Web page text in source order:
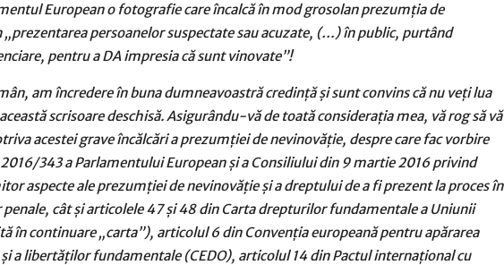
European o fotografie care încalcă în mod grosolan prezumţia de
persoanelor suspectate sau acuzate, (…) în public, purtând
pentru a DA impresia că sunt vinovate”!
am încredere în buna dumneavoastră credinţă şi sunt convins că nu veţi lua
scrisoare deschisă. Asigurându-vă de toată consideraţia mea, vă rog să vă
acestei grave încălcări a prezumţiei de nevinovăţie, despre care fac vorbire
343 a Parlamentului European şi a Consiliului din 9 martie 2016 privind
aspecte ale prezumţiei de nevinovăţie şi a dreptului de a fi prezent la proces în
cât şi articolele 47 şi 48 din Carta drepturilor fundamentale a Uniunii
în continuare „carta”), articolul 6 din Convenţia europeană pentru apărarea
a libertăţilor fundamentale (CEDO), articolul 14 din Pactul internaţional cu